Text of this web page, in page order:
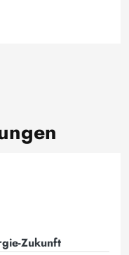
Zukunft